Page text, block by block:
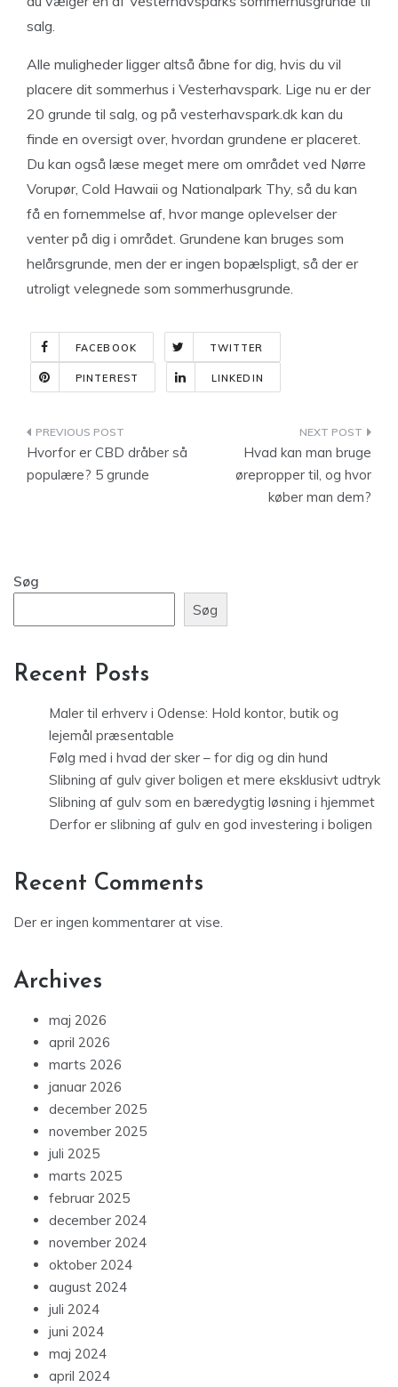
salg.
Alle muligheder ligger altså åbne for dig, hvis du vil
placere dit sommerhus i Vesterhavspark. Lige nu er der
20 grunde til salg, og på vesterhavspark.dk kan du
finde en oversigt over, hvordan grundene er placeret.
Du kan også læse meget mere om området ved Nørre
Vorupør, Cold Hawaii og Nationalpark Thy, så du kan
få en fornemmelse af, hvor mange oplevelser der
venter på dig i området. Grundene kan bruges som
helårsgrunde, men der er ingen bopælspligt, så der er
utroligt velegnede som sommerhusgrunde.
FACEBOOK TWITTER
PINTEREST LINKEDIN
Indlægsnavigation
Hvorfor er CBD dråber så
populære? 5 grunde
Hvad kan man bruge
ørepropper til, og hvor
køber man dem?
Søg
Søg
Recent Posts
Maler til erhverv i Odense: Hold kontor, butik og
lejemål præsentable
Følg med i hvad der sker – for dig og din hund
Slibning af gulv giver boligen et mere eksklusivt udtryk
Slibning af gulv som en bæredygtig løsning i hjemmet
Derfor er slibning af gulv en god investering i boligen
Recent Comments
Der er ingen kommentarer at vise.
Archives
maj 2026
april 2026
marts 2026
januar 2026
december 2025
november 2025
juli 2025
marts 2025
februar 2025
december 2024
november 2024
oktober 2024
august 2024
juli 2024
juni 2024
maj 2024
april 2024